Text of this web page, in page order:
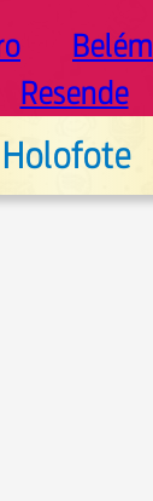
Belém
Resende
Holofote